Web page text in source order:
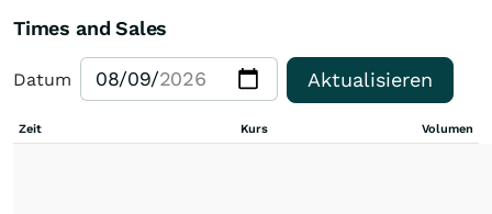
Times and Sales
Datum Aktualisieren
Zeit Kurs Volumen